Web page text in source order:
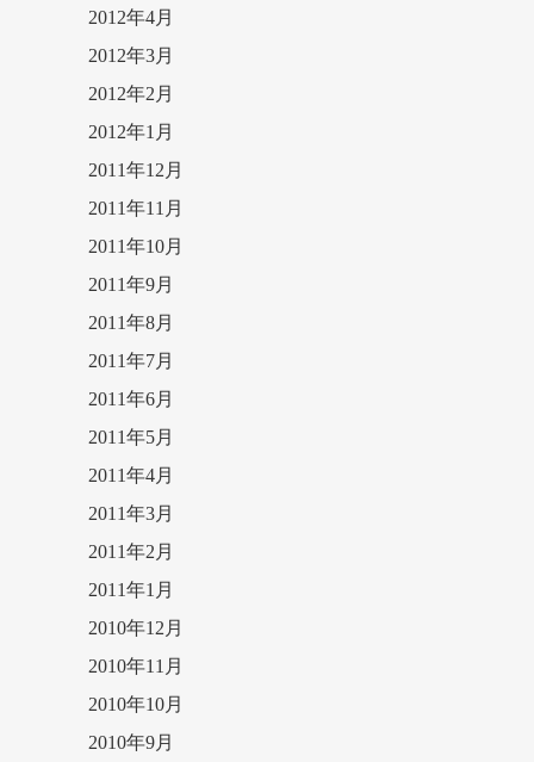
2012年4月
2012年3月
2012年2月
2012年1月
2011年12月
2011年11月
2011年10月
2011年9月
2011年8月
2011年7月
2011年6月
2011年5月
2011年4月
2011年3月
2011年2月
2011年1月
2010年12月
2010年11月
2010年10月
2010年9月